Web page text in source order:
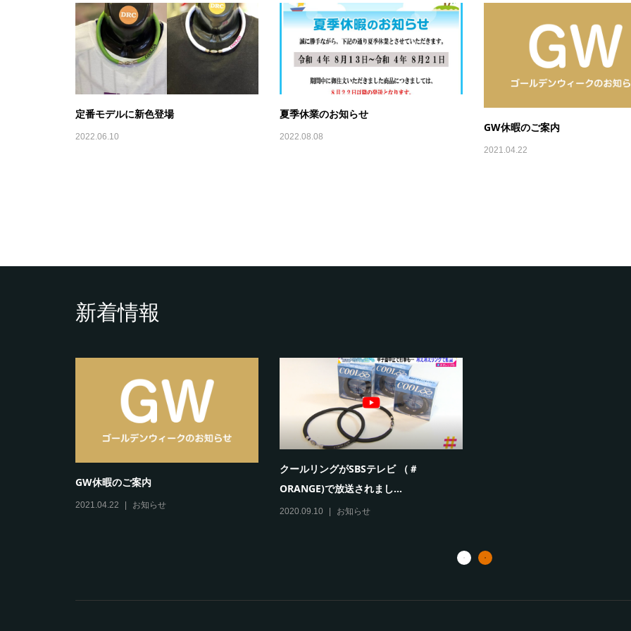
定番モデルに新色登場
2022.06.10
夏季休業のお知らせ
2022.08.08
GW休暇のご案内
2021.04.22
新着情報
夏季休業のお知らせ
2023.08.10 お知らせ